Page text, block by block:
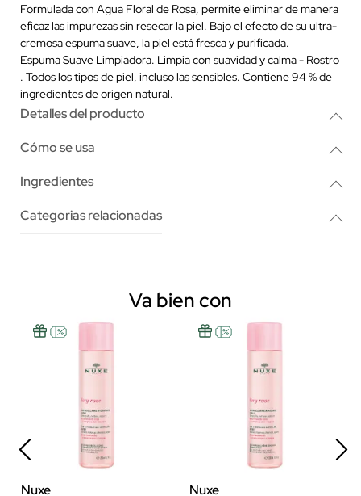
Formulada con Agua Floral de Rosa, permite eliminar de manera
eficaz las impurezas sin resecar la piel. Bajo el efecto de su ultra-
cremosa espuma suave, la piel está fresca y purificada.
Espuma Suave Limpiadora. Limpia con suavidad y calma - Rostro
. Todos los tipos de piel, incluso las sensibles. Contiene 94 % de
ingredientes de origen natural.
Detalles del producto
Cómo se usa
Ingredientes
Categorias relacionadas
Va bien con
Nuxe Nuxe